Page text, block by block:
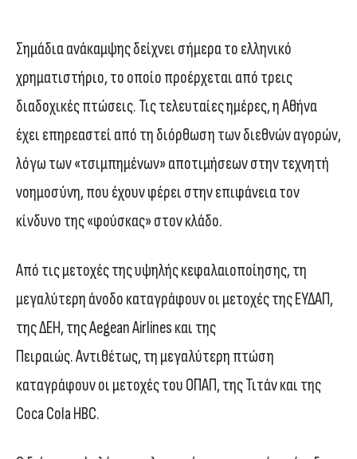
Σημάδια ανάκαμψης δείχνει σήμερα το ελληνικό
χρηματιστήριο, το οποίο προέρχεται από τρεις
διαδοχικές πτώσεις. Τις τελευταίες ημέρες, η Αθήνα
έχει επηρεαστεί από τη διόρθωση των διεθνών αγορών,
λόγω των «τσιμπημένων» αποτιμήσεων στην τεχνητή
νοημοσύνη, που έχουν φέρει στην επιφάνεια τον
κίνδυνο της «φούσκας» στον κλάδο.
Από τις μετοχές της υψηλής κεφαλαιοποίησης, τη
μεγαλύτερη άνοδο καταγράφουν οι μετοχές της ΕΥΔΑΠ,
της ΔΕΗ, της Aegean Airlines και της
Πειραιώς. Αντιθέτως, τη μεγαλύτερη πτώση
καταγράφουν οι μετοχές του ΟΠΑΠ, της Τιτάν και της
Coca Cola HBC.